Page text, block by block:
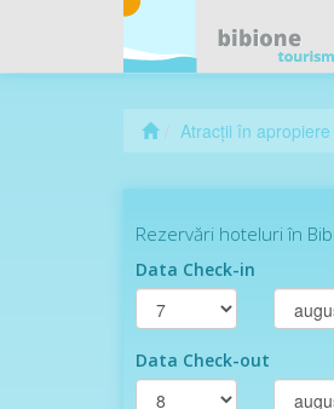
Atracții în apropiere